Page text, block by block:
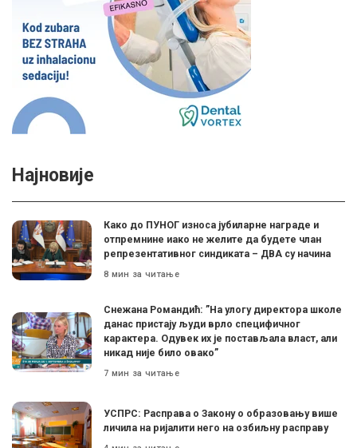
Најновије
Како до ПУНОГ износа јубиларне награде и
отпремнине иако не желите да будете члан
репрезентативног синдиката – ДВА су начина
8 мин за читање
Снежана Романдић: ”На улогу директора школе
данас пристају људи врло специфичног
карактера. Одувек их је постављала власт, али
никад није било овако”
7 мин за читање
УСПРС: Расправа о Закону о образовању више
личила на ријалити него на озбиљну расправу